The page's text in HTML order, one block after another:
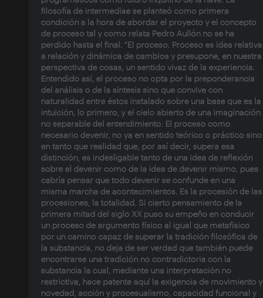
filosofía de intermediae se planteó como primera
condición a la hora de abordar el proyecto y el concepto
de proceso tal y como relata Pedro Aullón no se ha
perdido hasta el final. “El proceso. Proceso es idea relativa
a relación y dinámica de cambios y presupone, en nuestra
perspectiva de cosas, un sentido vivaz de la experiencia.
Entendido así, el proceso no opta por la preponderancia
del análisis o de la síntesis sino que convive con
naturalidad entre éstos instalado sobre una base que es la
intuición, lo primero, y el cielo abierto de una imaginación
no separable del entendimiento. El proceso como
necesario devenir, no ya en sentido teórico o práctico sino
en tanto que realidad que, por así decir, supera esa
distinción, es indesligable tanto de una idea de reflexión
sobre el devenir como de la idea de devenir mismo, pues
cabría pensar que todo devenir se confunde en una
misma marcha de acontecimientos. Es la procesión de las
procesiones, la totalidad. Si cierto pensamiento de la
primera mitad del siglo XX puso su empeño en conducir
un proceso de argumento físico al igual que metafísico
por un camino capaz de superar la tradición filosófica de
la substancia, no deja de ser verdad que también puede
encontrarse una tradición no contradictoria con la
substancia la cual, mediante una interpretación no
restrictiva, hace patente aquí la exigencia de movimiento y
novedad, acción y procesualismo, capacidad funcional y